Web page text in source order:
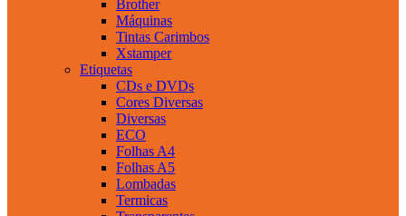
Brother
Máquinas
Tintas Carimbos
Xstamper
Etiquetas
CDs e DVDs
Cores Diversas
Diversas
ECO
Folhas A4
Folhas A5
Lombadas
Termicas